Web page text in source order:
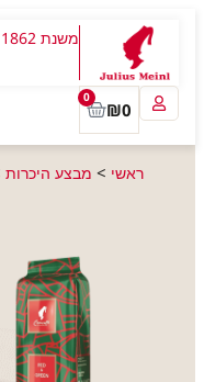
משנת 1862
0
ראשי>מבצע היכרות>